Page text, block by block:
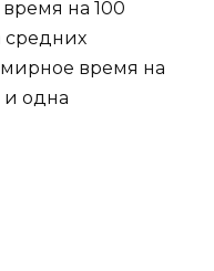
на 100
средних
время на
одна